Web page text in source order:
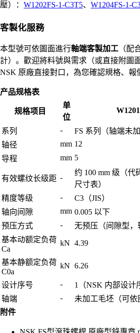
壓）： W1202FS-1-C3T5、 W1204FS-1-
客製化服務
本型號可依圖面進行軸端客製加工 （配
計）。歡迎將料號與需求（或直接附圖
NSK 原廠直接對口，為您確認規格、報
产品规格表
规格项目
单
位
系列 -
FS 系列（轴端未
轴径
mm 12
导程
mm 5
有效螺纹长级距 -
约 100 mm 级（代
尺寸表）
精度等级
-
C3（JIS）
轴向间隙
mm 0.005 以下
预压方式
-
无预压（间隙型，
基本动额定负荷
Ca
kN 4.39
基本静额定负荷
C0a
kN 6.26
设计序号 -
1（NSK 内部设计
轴端
-
未加工毛坯（可依
附件